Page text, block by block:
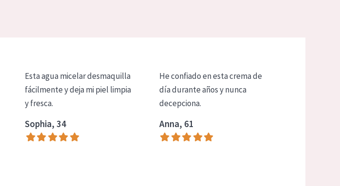
Esta agua micelar desmaquilla
fácilmente y deja mi piel limpia
y fresca.
Sophia, 34
He confiado en esta crema de
día durante años y nunca
decepciona.
Anna, 61